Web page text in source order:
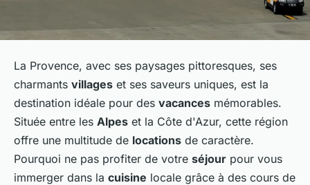
La Provence, avec ses paysages pittoresques, ses
charmants villages et ses saveurs uniques, est la
destination idéale pour des vacances mémorables.
Située entre les Alpes et la Côte d'Azur, cette région
offre une multitude de locations de caractère.
Pourquoi ne pas profiter de votre séjour pour vous
immerger dans la cuisine locale grâce à des cours de